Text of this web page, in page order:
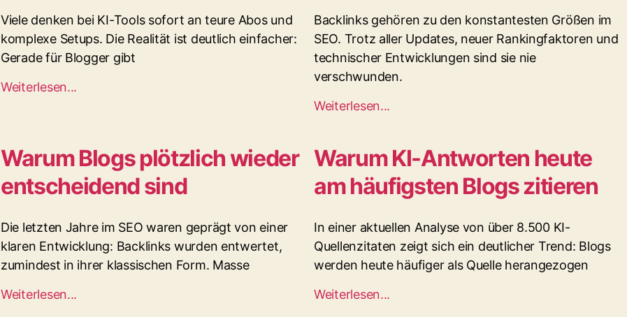
Viele denken bei KI-Tools sofort an teure Abos und
komplexe Setups. Die Realität ist deutlich einfacher:
Gerade für Blogger gibt
Weiterlesen...
Backlinks gehören zu den konstantesten Größen im
SEO. Trotz aller Updates, neuer Rankingfaktoren und
technischer Entwicklungen sind sie nie
verschwunden.
Weiterlesen...
Warum Blogs plötzlich wieder
entscheidend sind
Die letzten Jahre im SEO waren geprägt von einer
klaren Entwicklung: Backlinks wurden entwertet,
zumindest in ihrer klassischen Form. Masse
Weiterlesen...
Warum KI-Antworten heute
am häufigsten Blogs zitieren
In einer aktuellen Analyse von über 8.500 KI-
Quellenzitaten zeigt sich ein deutlicher Trend: Blogs
werden heute häufiger als Quelle herangezogen
Weiterlesen...